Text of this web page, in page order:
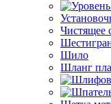
Чистящее
Шило
Шланг